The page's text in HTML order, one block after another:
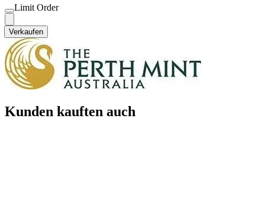
Limit Order
Verkaufen
Kunden kauften auch